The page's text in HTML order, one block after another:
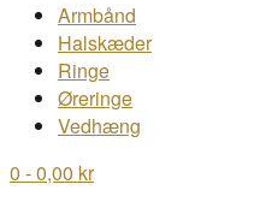
Armbånd
Halskæder
Ringe
Øreringe
Vedhæng
0 - 0,00 kr